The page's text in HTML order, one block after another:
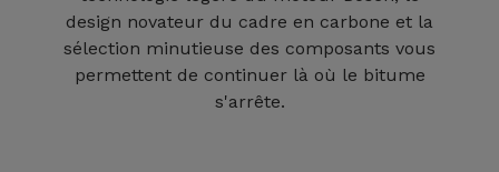
design novateur du cadre en carbone et la
sélection minutieuse des composants vous
permettent de continuer là où le bitume
s'arrête.